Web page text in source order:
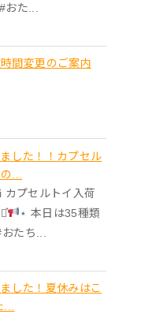
#おた...
時間変更のご案内
した！！カプセル
...
カプセルトイ入荷
⋆ 本日は35種類
たち...
した！夏休みはこ